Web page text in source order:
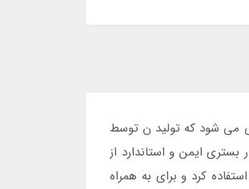
می شود که تولید ن توسط
ایمن و استاندارد از
کرد و برای به همراه